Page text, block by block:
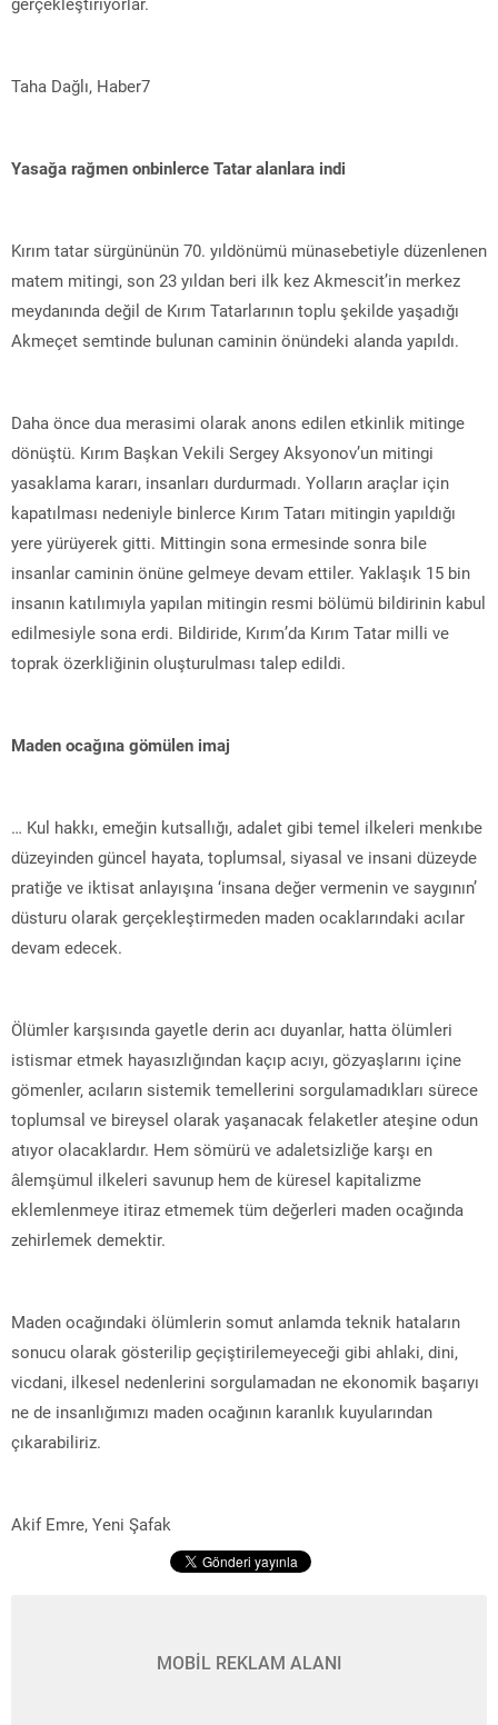
Taha Dağlı, Haber7
Yasağa rağmen onbinlerce Tatar alanlara indi
Kırım tatar sürgününün 70. yıldönümü münasebetiyle düzenlenen
matem mitingi, son 23 yıldan beri ilk kez Akmescit’in merkez
meydanında değil de Kırım Tatarlarının toplu şekilde yaşadığı
Akmeçet semtinde bulunan caminin önündeki alanda yapıldı.
Daha önce dua merasimi olarak anons edilen etkinlik mitinge
dönüştü. Kırım Başkan Vekili Sergey Aksyonov’un mitingi
yasaklama kararı, insanları durdurmadı. Yolların araçlar için
kapatılması nedeniyle binlerce Kırım Tatarı mitingin yapıldığı
yere yürüyerek gitti. Mittingin sona ermesinde sonra bile
insanlar caminin önüne gelmeye devam ettiler. Yaklaşık 15 bin
insanın katılımıyla yapılan mitingin resmi bölümü bildirinin kabul
edilmesiyle sona erdi. Bildiride, Kırım’da Kırım Tatar milli ve
toprak özerkliğinin oluşturulması talep edildi.
Maden ocağına gömülen imaj
… Kul hakkı, emeğin kutsallığı, adalet gibi temel ilkeleri menkıbe
düzeyinden güncel hayata, toplumsal, siyasal ve insani düzeyde
pratiğe ve iktisat anlayışına ‘insana değer vermenin ve saygının’
düsturu olarak gerçekleştirmeden maden ocaklarındaki acılar
devam edecek.
Ölümler karşısında gayetle derin acı duyanlar, hatta ölümleri
istismar etmek hayasızlığından kaçıp acıyı, gözyaşlarını içine
gömenler, acıların sistemik temellerini sorgulamadıkları sürece
toplumsal ve bireysel olarak yaşanacak felaketler ateşine odun
atıyor olacaklardır. Hem sömürü ve adaletsizliğe karşı en
âlemşümul ilkeleri savunup hem de küresel kapitalizme
eklemlenmeye itiraz etmemek tüm değerleri maden ocağında
zehirlemek demektir.
Maden ocağındaki ölümlerin somut anlamda teknik hataların
sonucu olarak gösterilip geçiştirilemeyeceği gibi ahlaki, dini,
vicdani, ilkesel nedenlerini sorgulamadan ne ekonomik başarıyı
ne de insanlığımızı maden ocağının karanlık kuyularından
çıkarabiliriz.
Akif Emre, Yeni Şafak
MOBİL REKLAM ALANI